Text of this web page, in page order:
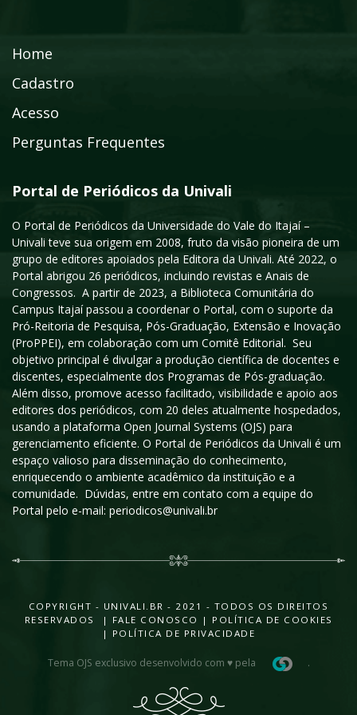
Home
Cadastro
Acesso
Perguntas Frequentes
Portal de Periódicos da Univali
O Portal de Periódicos da Universidade do Vale do Itajaí –
Univali teve sua origem em 2008, fruto da visão pioneira de um
grupo de editores apoiados pela Editora da Univali. Até 2022, o
Portal abrigou 26 periódicos, incluindo revistas e Anais de
Congressos. A partir de 2023, a Biblioteca Comunitária do
Campus Itajaí passou a coordenar o Portal, com o suporte da
Pró-Reitoria de Pesquisa, Pós-Graduação, Extensão e Inovação
(ProPPEI), em colaboração com um Comitê Editorial. Seu
objetivo principal é divulgar a produção científica de docentes e
discentes, especialmente dos Programas de Pós-graduação.
Além disso, promove acesso facilitado, visibilidade e apoio aos
editores dos periódicos, com 20 deles atualmente hospedados,
usando a plataforma Open Journal Systems (OJS) para
gerenciamento eficiente. O Portal de Periódicos da Univali é um
espaço valioso para disseminação do conhecimento,
enriquecendo o ambiente acadêmico da instituição e a
comunidade. Dúvidas, entre em contato com a equipe do
Portal pelo e-mail: periodicos@univali.br
COPYRIGHT - UNIVALI.BR - 2021 - TODOS OS DIREITOS
RESERVADOS |
FALE CONOSCO | POLÍTICA DE COOKIES
| POLÍTICA DE PRIVACIDADE
Tema OJS exclusivo desenvolvido com ♥ pela .